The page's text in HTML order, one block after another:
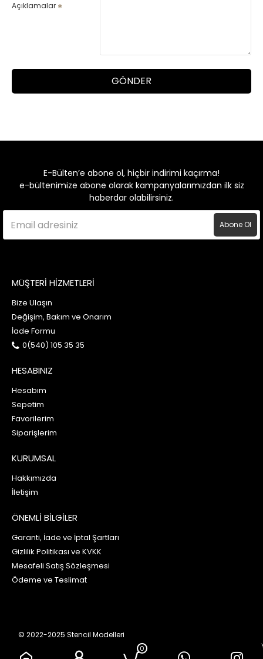
Açıklamalar
GÖNDER
E-Bülten’e abone ol, hiçbir indirimi kaçırma!
e-bültenimize abone olarak kampanyalarımızdan ilk siz
haberdar olabilirsiniz.
Abone Ol
MÜŞTERİ HİZMETLERİ
Bize Ulaşın
Değişim, Bakım ve Onarım
İade Formu
0(540) 105 35 35
HESABINIZ
Hesabım
Sepetim
Favorilerim
Siparişlerim
KURUMSAL
Hakkımızda
İletişim
ÖNEMLİ BİLGİLER
Garanti, İade ve İptal Şartları
Gizlilik Politikası ve KVKK
Mesafeli Satış Sözleşmesi
Ödeme ve Teslimat
© 2022-2025 Stencil Modelleri
0